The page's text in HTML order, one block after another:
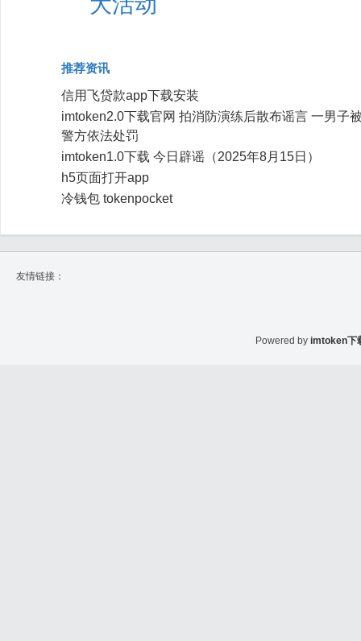
推荐资讯
信用飞贷款app下载安装
imtoken2.0下载官网 拍消防演练后散布谣言 一男子
警方依法处罚
imtoken1.0下载 今日辟谣（2025年8月15日）
h5页面打开app
冷钱包 tokenpocket
友情链接：
Powered by imtoken下